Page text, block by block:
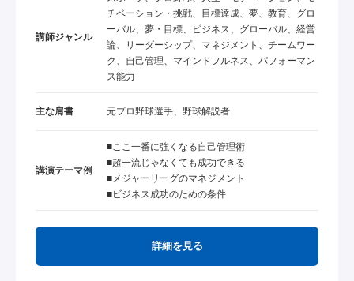
講師ジャンル
チベーション・挑戦、目標達成、夢、教育、グロ
ーバル、夢・目標、ビジネス、グローバル、経営
論、リーダーシップ、マネジメント、チームワー
ク、自己管理、マインドフルネス、パフォーマン
ス能力
主な肩書 元プロ野球選手、野球解説者
講演テーマ例
■ここ一番に強くなる自己管理術
■超一流じゃなくても成功できる
■メジャーリーグのマネジメント
■ビジネス成功のための条件
詳細を見る